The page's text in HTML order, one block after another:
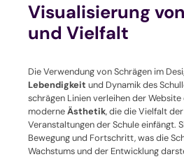
Visualisierung
und Vielfalt
Die Verwendung von Schrägen im
Lebendigkeit und Dynamik des
schrägen Linien verleihen der
moderneÄsthetik, die die Vielfalt
Veranstaltungen der Schule einfängt.
Bewegung und Fortschritt, was die
Wachstums und der Entwicklung